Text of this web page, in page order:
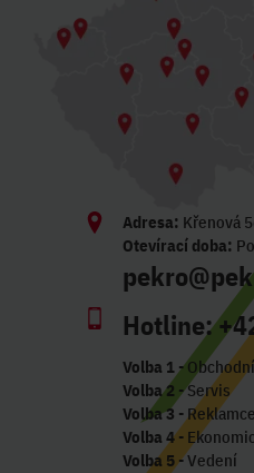
Adresa: Křenová
Otevírací doba:
Hotline:
Volba 1-
Volba 2 - Servis
Volba 3 - Reklamce
Volba 4-
Volba 5- Vedení